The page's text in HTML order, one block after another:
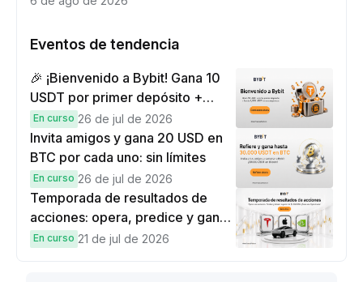
Eventos de tendencia
🎉 ¡Bienvenido a Bybit! Gana 10
USDT por primer depósito +
hasta 9,999 USDT en
recompensas
En curso 26 de jul de 2026
Invita amigos y gana 20 USD en
BTC por cada uno: sin límites
En curso 26 de jul de 2026
Temporada de resultados de
acciones: opera, predice y gana
una Cybertruck.
En curso 21 de jul de 2026